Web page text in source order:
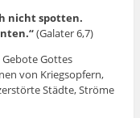
nicht spotten.
(Galater 6,7)
Gottes
von Kriegsopfern,
Städte, Ströme